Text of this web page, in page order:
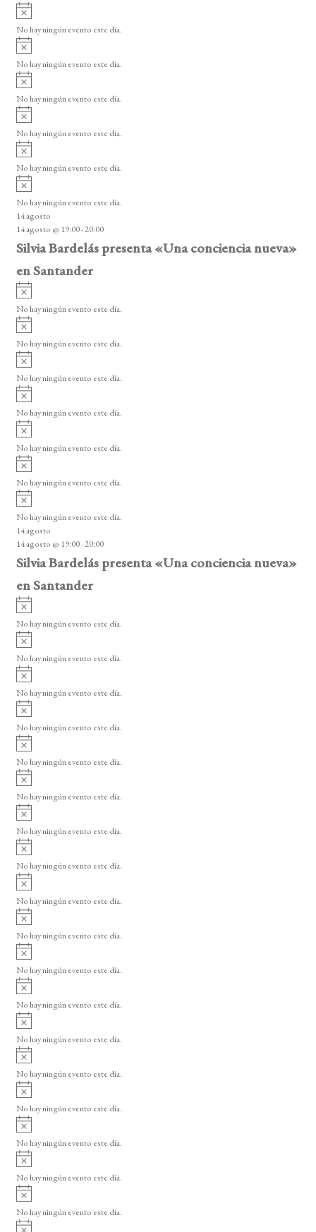
v
e
n
t
o
s
o
A
v
i
o
No hay ningún evento este día.
A
v
i
o
No hay ningún evento este día.
A
v
i
o
No hay ningún evento este día.
A
v
i
o
No hay ningún evento este día.
A
v
i
o
No hay ningún evento este día.
A
v
i
s
o
No hay ningún evento este día.
14 agosto
14 agosto @ 19:00-20:00
Silvia Bardelás presenta «Una conciencia nueva»
en Santander
A
v
i
o
No hay ningún evento este día.
A
v
i
o
No hay ningún evento este día.
A
v
i
o
No hay ningún evento este día.
A
v
i
o
No hay ningún evento este día.
A
v
i
o
No hay ningún evento este día.
A
v
i
o
No hay ningún evento este día.
A
v
i
s
o
No hay ningún evento este día.
14 agosto
14 agosto @ 19:00-20:00
Silvia Bardelás presenta «Una conciencia nueva»
en Santander
A
v
i
o
No hay ningún evento este día.
A
v
i
o
No hay ningún evento este día.
A
v
i
o
No hay ningún evento este día.
A
v
i
o
No hay ningún evento este día.
A
v
i
o
No hay ningún evento este día.
A
v
i
o
No hay ningún evento este día.
A
v
i
o
No hay ningún evento este día.
A
v
i
o
No hay ningún evento este día.
A
v
i
o
No hay ningún evento este día.
A
v
i
o
No hay ningún evento este día.
A
v
i
o
No hay ningún evento este día.
A
v
i
o
No hay ningún evento este día.
A
v
i
o
No hay ningún evento este día.
A
v
i
o
No hay ningún evento este día.
A
v
i
o
No hay ningún evento este día.
A
v
i
o
No hay ningún evento este día.
A
v
i
o
No hay ningún evento este día.
A
v
i
No hay ningún evento este día.
A